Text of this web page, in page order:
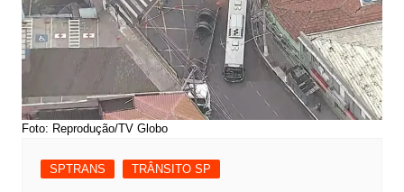
Foto: Reprodução/TV Globo
SPTRANS TRÂNSITO SP